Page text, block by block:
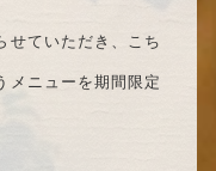
せていただき、こち
メニューを期間限定